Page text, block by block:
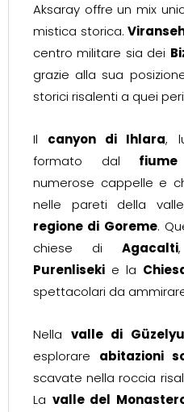
Aksaray offre un mix
mistica storica.
centro militare sia dei
grazie alla sua
storici risalenti a quei
Il canyon di Ihlara,
formato dal
numerose cappelle e
nelle pareti della
regione di Goreme.
chiese di Agacalti
Purenliseki e la
spettacolari da
Nella valle di
esplorare abitazioni
scavate nella roccia
La valle del